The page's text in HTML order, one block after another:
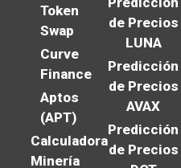
Token
Swap
Curve
Finance
Aptos
(APT)
Calculadora
Minería
de Precios
LUNA
Predicción
de Precios
AVAX
Predicción
de Precios